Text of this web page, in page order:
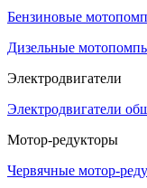
Бензиновые
Дизельные
Электродвигатели
Электродвигатели
Мотор-редукторы
Червячные мотор-